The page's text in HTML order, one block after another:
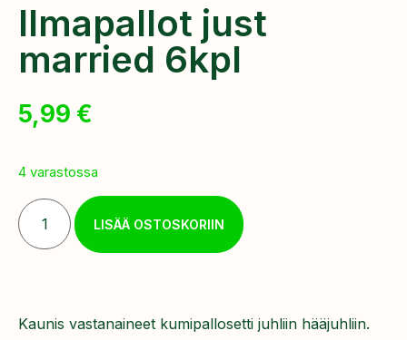
Ilmapallot just
married 6kpl
5,99 €
4 varastossa
LISÄÄ OSTOSKORIIN
Kaunis vastanaineet kumipallosetti juhliin hääjuhliin.